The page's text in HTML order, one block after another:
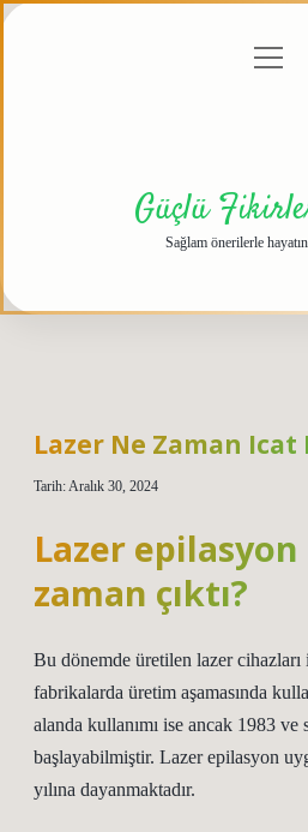
Güçlü
Sağlam önerilerle
Lazer Ne Zaman Icat
Tarih: Aralık 30, 2024
Lazer
zaman çıktı?
Bu dönemde üretilen lazer
fabrikalarda üretim aşamasında
alanda kullanımı ise ancak 1983 ve
başlayabilmiştir. Lazer epilasyon
yılına dayanmaktadır.